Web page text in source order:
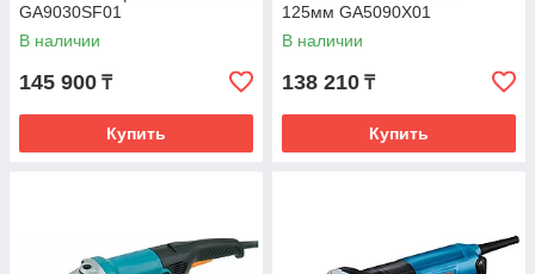
GA9030SF01
В наличии
145 900 ₸
Купить
125мм GA5090X01
В наличии
138 210 ₸
Купить